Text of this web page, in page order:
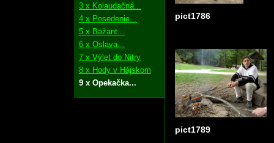
3 x Kolaudačná...
4 x Posedenie...
5 x Bažant...
6 x Oslava...
7 x Výlet do Nitry
8 x Hody v Hájskom
9 x Opekačka...
pict1786
pict1789